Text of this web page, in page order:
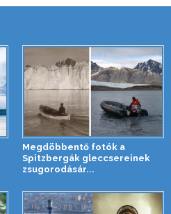
Megdöbbentő fotók a
Spitzbergák gleccsereinek
zsugorodásár...